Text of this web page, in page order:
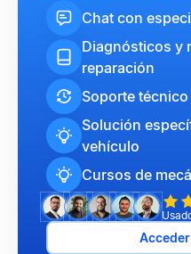
Chat con
Diagnósticos y
reparación
Soporte
Solución
vehículo
Cursos de